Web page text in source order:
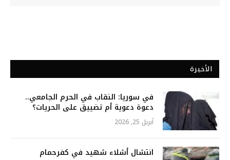
الأخيرة
في سوريا: النقاب في الحرم الجامعي..
دعوة دعوية أم تضييق على الحريات؟
أبريل 25, 2026
انتشال أشلاء شهيد في كفرحمام